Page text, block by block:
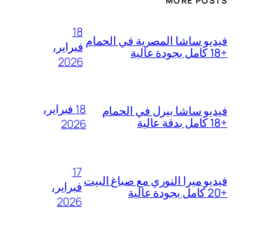
فيديو ساشا المصرية في الحمام
+18 كامل بجودة عالية
18
فبراير،
2026
فيديو ساشا بيرل في الحمام
+18 كامل بدقة عالية
18 فبراير،
2026
فيديو ميرا النوري مع صباغ البيت
+20 كامل بجودة عالية
17
فبراير،
2026